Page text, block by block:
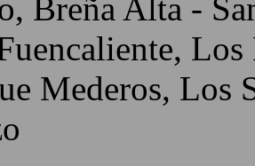
Breña Alta -
Mederos, Los